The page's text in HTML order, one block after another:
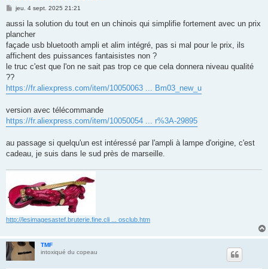
M
s
a
g
e
jeu. 4 sept. 2025 21:21
aussi la solution du tout en un chinois qui simplifie fortement avec un prix
plancher
façade usb bluetooth ampli et alim intégré, pas si mal pour le prix, ils
affichent des puissances fantaisistes non ?
le truc c'est que l'on ne sait pas trop ce que cela donnera niveau qualité
??
https://fr.aliexpress.com/item/10050063 ... Bm03_new_u
version avec télécommande
https://fr.aliexpress.com/item/10050054 ... r%3A-29895
au passage si quelqu'un est intéressé par l'ampli à lampe d'origine, c'est
cadeau, je suis dans le sud près de marseille.
http://lesimagesastef.bruterie.fine.cli ... osclub.htm
TMF
intoxiqué du copeau